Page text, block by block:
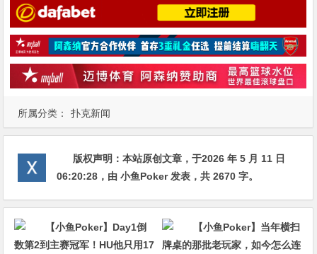
所属分类： 扑克新闻
版权声明：本站原创文章，于2026 年 5 月 11 日
06:20:28 ，由小鱼Poker发表，共 2670 字。